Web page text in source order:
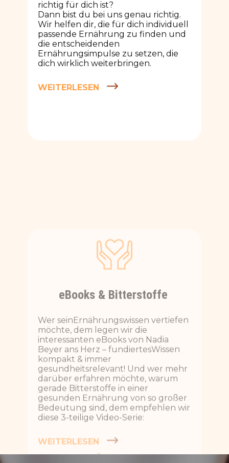
richtig für dich ist?
Dann bist du bei uns genau richtig.
Wir helfen dir, die für dich individuell
passende Ernährung zu finden und
die entscheidenden
Ernährungsimpulse zu setzen, die
dich wirklich weiterbringen.
WEITERLESEN
Wer seinErnährungswissen vertiefen
möchte, dem legen wir die
interessanten eBooks von Nadia
kompakt & immer
gesundheitsrelevant! Und wer mehr
gerade Bitterstoffe in einer
gesunden Ernährung von so großer
Bedeutung sind, dem empfehlen wir
diese 3-teiligeVideo-Serie:
WEITERLESEN
VIDEO-SERIE ÜBER BITTERSTOFFE